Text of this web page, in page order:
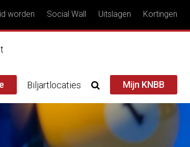
worden Social Wall Uitslagen Kortingen
Biljartlocaties Mijn KNBB